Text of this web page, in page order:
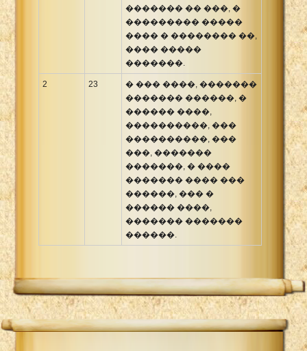
������� �� ���, �
��������� �����
���� � �������� ��,
���� �����
�������.
2 23
� ��� ����, �������
������� ������, �
������ ����,
����������, ���
����������, ���
���, �������
�������, � ����
������� ���� ���
������, ��� �
������ ����,
������� �������
������.